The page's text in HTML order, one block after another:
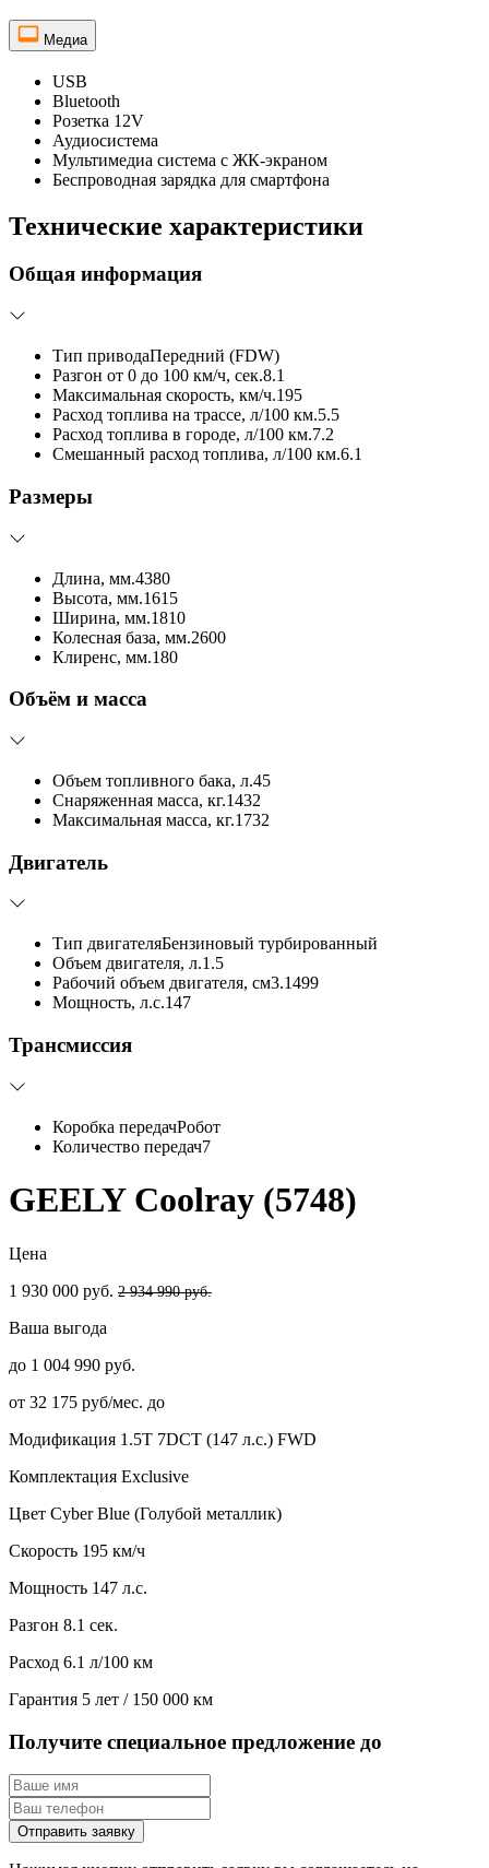
Медиа
USB
Bluetooth
Розетка 12V
Аудиосистема
Мультимедиа система с ЖК-экраном
Беспроводная зарядка для смартфона
Технические характеристики
Общая информация
Тип приводаПередний (FDW)
Разгон от 0 до 100 км/ч, сек.8.1
Максимальная скорость, км/ч.195
Расход топлива на трассе, л/100 км.5.5
Расход топлива в городе, л/100 км.7.2
Смешанный расход топлива, л/100 км.6.1
Размеры
Длина, мм.4380
Высота, мм.1615
Ширина, мм.1810
Колесная база, мм.2600
Клиренс, мм.180
Объём и масса
Объем топливного бака, л.45
Снаряженная масса, кг.1432
Максимальная масса, кг.1732
Двигатель
Тип двигателяБензиновый турбированный
Объем двигателя, л.1.5
Рабочий объем двигателя, см3.1499
Мощность, л.с.147
Трансмиссия
Коробка передачРобот
Количество передач7
GEELY Coolray (5748)
Цена
1 930 000 руб. 2 934 990 руб.
Ваша выгода
до 1 004 990 руб.
от 32 175 руб/мес. до
Модификация 1.5T 7DCT (147 л.с.) FWD
Комплектация Exclusive
Цвет Cyber Blue (Голубой металлик)
Скорость 195 км/ч
Мощность 147 л.с.
Разгон 8.1 сек.
Расход 6.1 л/100 км
Гарантия 5 лет / 150 000 км
Получите специальное предложение до
Отправить заявку